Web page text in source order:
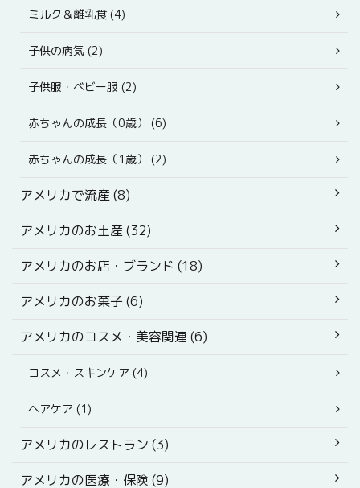
ミルク＆離乳食 (4)
子供の病気 (2)
子供服・ベビー服 (2)
赤ちゃんの成長（0歳） (6)
赤ちゃんの成長（1歳） (2)
アメリカで流産 (8)
アメリカのお土産 (32)
アメリカのお店・ブランド (18)
アメリカのお菓子 (6)
アメリカのコスメ・美容関連 (6)
コスメ・スキンケア (4)
ヘアケア (1)
アメリカのレストラン (3)
アメリカの医療・保険 (9)